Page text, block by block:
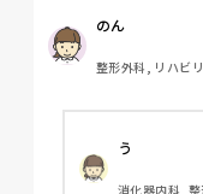
た。。。時代柄でし
私はどちらかとい
でもPNSでやれと
PNSもそうじゃな
のん
整形外科, リハビ
う
消化器内科,